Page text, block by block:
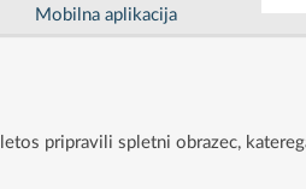
Mobilna aplikacija
pripravili spletni obrazec,